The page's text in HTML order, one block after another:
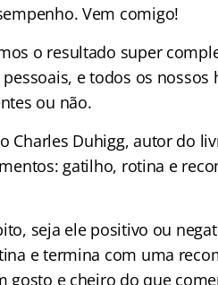
Vem comigo!
o resultado super
e todos os
ou não.
Charles Duhigg, autor do
gatilho, rotina e
seja ele positivo ou
e termina com uma
gosto e cheiro do que